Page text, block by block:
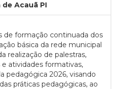
Acauã PI
de formação continuada dos
básica da rede municipal
realização de palestras,
atividades formativas,
pedagógica 2026, visando
práticas pedagógicas, ao